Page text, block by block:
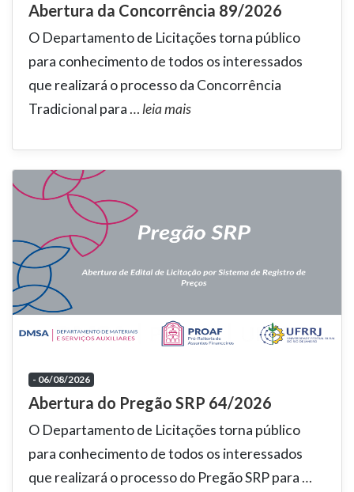
Abertura da Concorrência 89/2026
O Departamento de Licitações torna público
para conhecimento de todos os interessados
que realizará o processo da Concorrência
Tradicional para … leia mais
- 06/08/2026
Abertura do Pregão SRP 64/2026
O Departamento de Licitações torna público
para conhecimento de todos os interessados
que realizará o processo do Pregão SRP para …